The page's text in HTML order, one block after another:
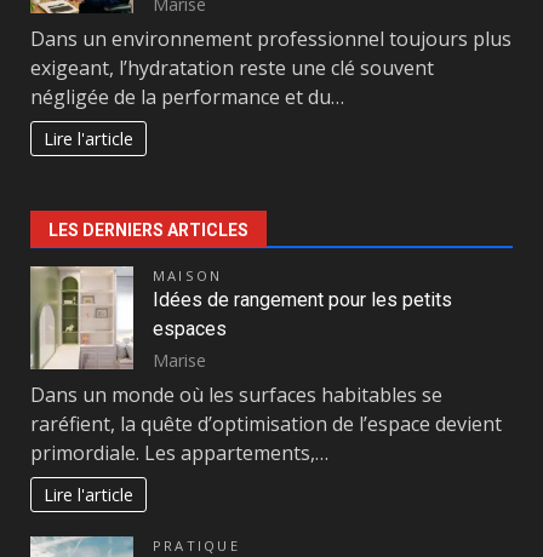
Dans un environnement professionnel toujours plus
exigeant, l’hydratation reste une clé souvent
négligée de la performance et du…
Lire l'article
LES DERNIERS ARTICLES
MAISON
Idées de rangement pour les petits
espaces
Marise
Dans un monde où les surfaces habitables se
raréfient, la quête d’optimisation de l’espace devient
primordiale. Les appartements,…
Lire l'article
PRATIQUE